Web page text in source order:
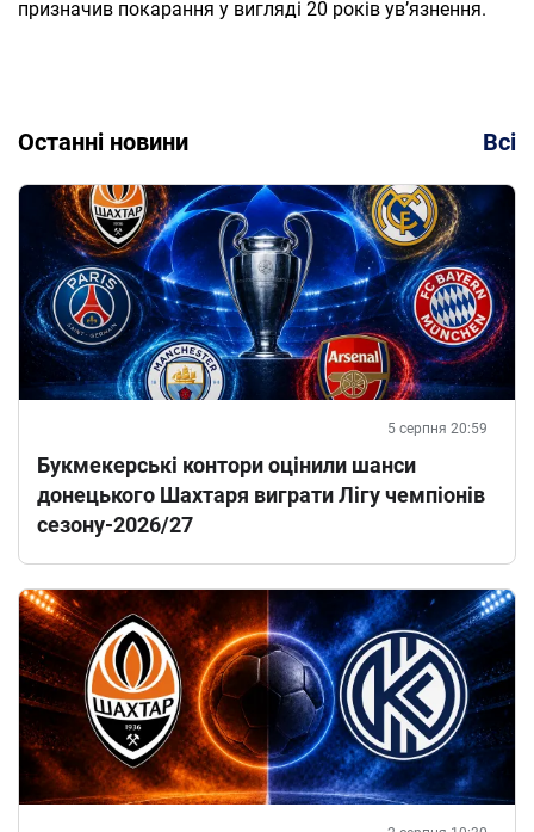
призначив покарання у вигляді 20 років ув’язнення.
Останні новини Всі
5 серпня 20:59
Букмекерські контори оцінили шанси
донецького Шахтаря виграти Лігу чемпіонів
сезону-2026/27